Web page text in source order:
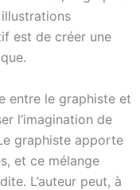
est de créer une
entre le graphiste et
l’imagination de
graphiste apporte
et ce mélange
L’auteur peut, à